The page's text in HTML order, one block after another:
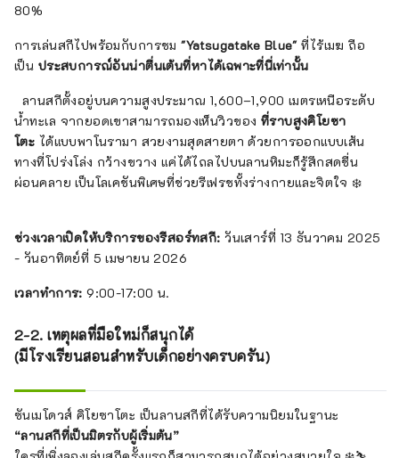
80%
การเล่นสกีไปพร้อมกับการชม"Yatsugatake Blue"ที่ไร้เมฆ ถือ
เป็น ประสบการณ์อันน่าตื่นเต้นที่หาได้เฉพาะที่นี่เท่านั้น
ลานสกีตั้งอยู่บนความสูงประมาณ 1,600–1,900 เมตรเหนือระดับ
น้ำทะเล จากยอดเขาสามารถมองเห็นวิวของ ที่ราบสูงคิโยซา
โตะ ได้แบบพาโนรามา สวยงามสุดสายตา ด้วยการออกแบบเส้น
ทางที่โปร่งโล่ง กว้างขวาง แค่ได้ไถลไปบนลานหิมะก็รู้สึกสดชื่น
ผ่อนคลาย เป็นโลเคชันพิเศษที่ช่วยรีเฟรชทั้งร่างกายและจิตใจ ❄️
ช่วงเวลาเปิดให้บริการของรีสอร์ทสกี:วันเสาร์ที่ 13 ธันวาคม 2025
- วันอาทิตย์ที่ 5 เมษายน 2026
เวลาทำการ: 9:00-17:00 น.
2-2. เหตุผลที่มือใหม่ก็สนุกได้
(มีโรงเรียนสอนสำหรับเด็กอย่างครบครัน)
ซันเมโดวส์ คิโยซาโตะ เป็นลานสกีที่ได้รับความนิยมในฐานะ
“ลานสกีที่เป็นมิตรกับผู้เริ่มต้น”